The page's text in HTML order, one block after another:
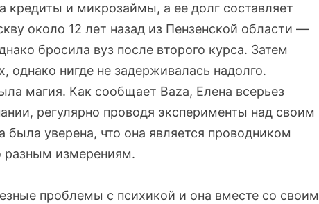
кредиты и микрозаймы, а ее долг составляет
около 12 лет назад из Пензенской области —
бросила вуз после второго курса. Затем
однако нигде не задерживалась надолго.
магия. Как сообщает Baza, Елена всерьез
регулярно проводя эксперименты над своим
уверена, что она является проводником
измерениям.
проблемы с психикой и она вместе со своим